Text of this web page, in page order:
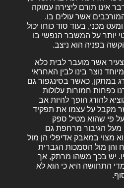
אינו תורם ליצירה עמוקה
אשר עולים בו.
מכני, בעוד סוד כוחו יכול
יותר על המשבר הנפשי בו
בפניה הוא ניצב.
אשר מועבר לבית כלא
נוצר בינו לבין האחראי
במתקן, כאשר בסינגפור גם
כפחות חמורות עלולות
להורג הופך להיות אב
מקבל על עצמו את תפקיד
פי שהוא מטיל ספק
מעל הגיבור מרחפת גם
מצוי במאבק אדיפלי הן מול
והן מול הסמכות הגברית
יש בכך משהו מרתק, אך
התחושה היא כי הוא לא